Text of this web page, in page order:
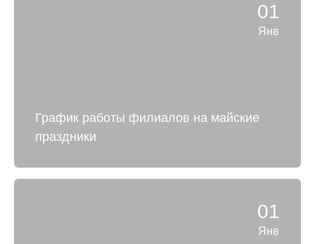
01
Янв
График работы филиалов на майские
праздники
01
Янв